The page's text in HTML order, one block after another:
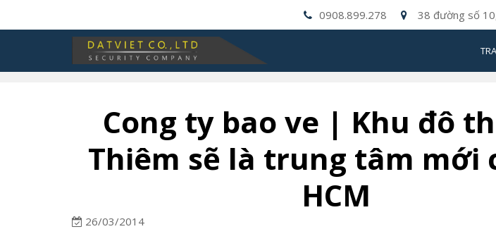
0908.899.278 38 đường số
Cong ty bao ve | Khu đô
Thiêm sẽ là trung tâm mới
HCM
26/03/2014